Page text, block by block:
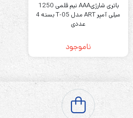
باتری شارژیAAA نیم قلمی 1250
میلی آمپر ART مدل T-05 بسته 4
عددی
ناموجود